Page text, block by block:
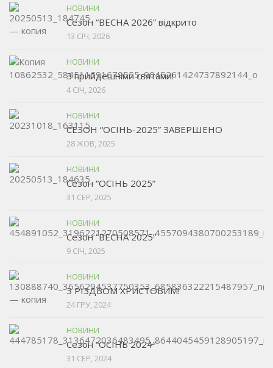
НОВИНИ
Сезон “ВЕСНА 2026” відкрито
13 СІЧ, 2026
НОВИНИ
З прийдешніми святами!
4 СІЧ, 2026
НОВИНИ
СЕЗОН “ОСІНЬ-2025” ЗАВЕРШЕНО
28 ЖОВ, 2025
НОВИНИ
Сезон “ОСІНЬ 2025”
31 СЕР, 2025
НОВИНИ
Сезон “ВЕСНА 2025”
9 СІЧ, 2025
НОВИНИ
З РІЗДВОМ ХРИСТОВИМ!
24 ГРУ, 2024
НОВИНИ
Сезон ”ОСІНЬ 2024″
31 СЕР, 2024